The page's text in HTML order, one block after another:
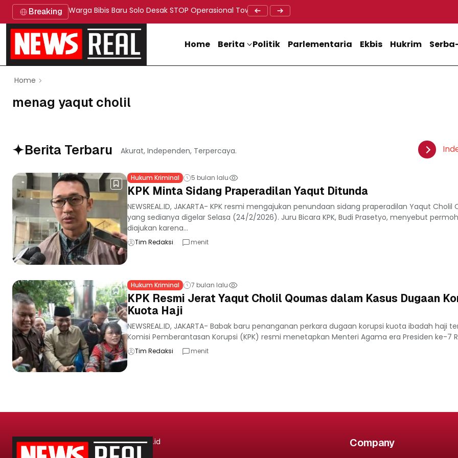
Breaking Warga Bibis Baru Solo Desak STOP Operasional Tower BTS, Diwa : Nyawa dan Keselamatan Warga Lebih
Doa Lintas Agama Perkuat Semangat Persatuan Jelang
Home Berita Politik Parlementaria Ekbis Hukrim
Home
menag yaqut cholil
Berita Terbaru Akurat, Independen, Terpercaya.
Hukum Kriminal 5 bulan lalu
KPK Minta Sidang Praperadilan Yaqut Ditunda
NEWSREAL.ID, JAKARTA- KPK resmi mengajukan penundaan sidang praperadilan Yaqut Cholil
yang sedianya digelar Selasa (24/2/2026). Juru Bicara KPK, Budi Prasetyo, menyebut
diajukan karena...
Tim Redaksi menit
Hukum Kriminal 7 bulan lalu
KPK Resmi Jerat Yaqut Cholil Qoumas dalam Kasus Dugaan
Kuota Haji
NEWSREAL.ID, JAKARTA- Babak baru penanganan perkara dugaan korupsi kuota ibadah haji
Komisi Pemberantasan Korupsi (KPK) resmi menetapkan Menteri Agama era Presiden ke-7
Tim Redaksi menit
.id Company